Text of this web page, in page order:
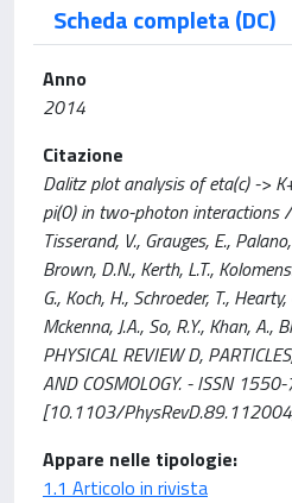
Scheda completa (DC)
Anno
2014
Citazione
Dalitz plot analysis of eta(c) ->
pi(0) in two-photon interactions /
Tisserand, V., Grauges, E.,
Brown, D.N., Kerth, L.T.,
G., Koch, H., Schroeder, T.,
Mckenna, J.A., So, R.Y., Khan, A.,
PHYSICAL REVIEW D,
AND COSMOLOGY. - ISSN
[10.1103/
Appare nelle tipologie:
1.1 Articolo in rivista